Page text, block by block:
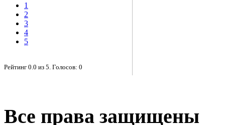
1
2
3
4
5
Рейтинг 0.0 из 5 . Голосов: 0
Все права защищены